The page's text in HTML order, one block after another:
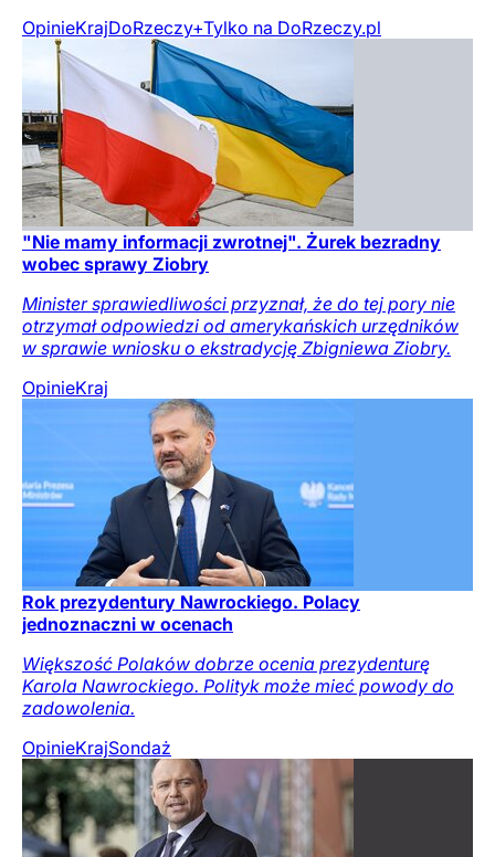
OpinieKrajDoRzeczy+Tylko na DoRzeczy.pl
"Nie mamy informacji zwrotnej". Żurek bezradny
wobec sprawy Ziobry
Minister sprawiedliwości przyznał, że do tej pory nie
otrzymał odpowiedzi od amerykańskich urzędników
w sprawie wniosku o ekstradycję Zbigniewa Ziobry.
OpinieKraj
Rok prezydentury Nawrockiego. Polacy
jednoznaczni w ocenach
Większość Polaków dobrze ocenia prezydenturę
Karola Nawrockiego. Polityk może mieć powody do
zadowolenia.
OpinieKrajSondaż